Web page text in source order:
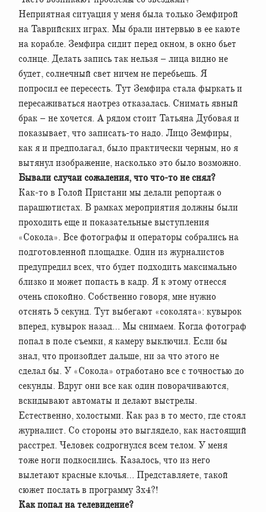
Неприятная ситуация у меня была только Земфирой
на Таврийских играх. Мы брали интервью в ее каюте
на корабле. Земфира сидит перед окном, в окно бьет
солнце. Делать запись так нельзя – лица видно не
будет, солнечный свет ничем не перебьешь. Я
попросил ее пересесть. Тут Земфира стала фыркать и
пересаживаться наотрез отказалась. Снимать явный
брак – не хочется. А рядом стоит Татьяна Дубовая и
показывает, что записать-то надо. Лицо Земфиры,
как я и предполагал, было практически черным, но я
вытянул изображение, насколько это было возможно.
Бывали случаи сожаления, что что-то не снял?
Как-то в Голой Пристани мы делали репортаж о
парашютистах. В рамках мероприятия должны были
проходить еще и показательные выступления
«Сокола». Все фотографы и операторы собрались на
подготовленной площадке. Один из журналистов
предупредил всех, что будет подходить максимально
близко и может попасть в кадр. Я к этому отнесся
очень спокойно. Собственно говоря, мне нужно
отснять 5 секунд. Тут выбегают «соколята»: кувырок
вперед, кувырок назад… Мы снимаем. Когда фотограф
попал в поле съемки, я камеру выключил. Если бы
знал, что произойдет дальше, ни за что этого не
сделал бы. У «Сокола» отработано все с точностью до
секунды. Вдруг они все как один поворачиваются,
вскидывают автоматы и делают выстрелы.
Естественно, холостыми. Как раз в то место, где стоял
журналист. Со стороны это выглядело, как настоящий
расстрел. Человек содрогнулся всем телом. У меня
тоже ноги подкосились. Казалось, что из него
вылетают красные клочья… Представляете, такой
сюжет послать в программу 3х4?!
Как попал на телевидение?